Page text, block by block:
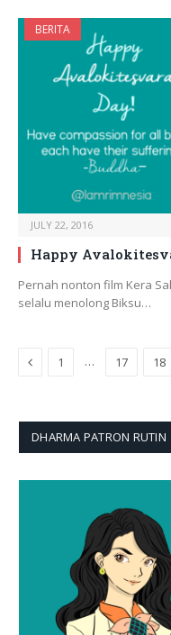
BERITA
JULY 22, 2016
Happy
Pernah nonton film Kera
selalu menolong Biksu…
Previous
1 … 17 18
DHARMA PATRON RUTIN